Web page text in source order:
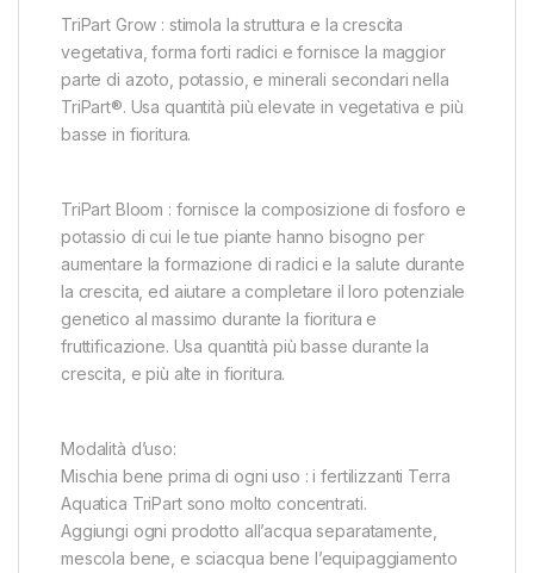
TriPart Grow : stimola la struttura e la crescita
vegetativa, forma forti radici e fornisce la maggior
parte di azoto, potassio, e minerali secondari nella
TriPart®. Usa quantità più elevate in vegetativa e più
basse in fioritura.
TriPart Bloom : fornisce la composizione di fosforo e
potassio di cui le tue piante hanno bisogno per
aumentare la formazione di radici e la salute durante
la crescita, ed aiutare a completare il loro potenziale
genetico al massimo durante la fioritura e
fruttificazione. Usa quantità più basse durante la
crescita, e più alte in fioritura.
Modalità d’uso:
Mischia bene prima di ogni uso : i fertilizzanti Terra
Aquatica TriPart sono molto concentrati.
Aggiungi ogni prodotto all’acqua separatamente,
mescola bene, e sciacqua bene l’equipaggiamento